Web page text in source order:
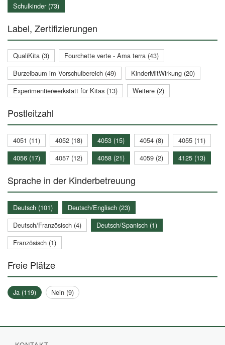
Schulkinder (73)
Label, Zertifizierungen
QualiKita (3)
Fourchette verte - Ama terra (43)
Burzelbaum im Vorschulbereich (49)
KinderMitWirkung (20)
Experimentierwerkstatt für Kitas (13)
Weitere (2)
Postleitzahl
4051 (11) 4052 (18) 4053 (15) 4054 (8)
4055 (11)
4056 (17)
4057 (12) 4058 (21) 4059 (2) 4125 (13)
Sprache in der Kinderbetreuung
Deutsch (101)
Deutsch/Englisch (23)
Deutsch/Französisch (4)
Deutsch/Spanisch (1)
Französisch (1)
Freie Plätze
Ja (119) Nein (9)